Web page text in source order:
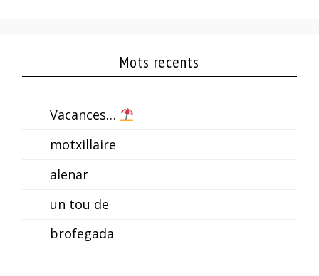
Mots recents
Vacances…
motxillaire
alenar
un tou de
brofegada